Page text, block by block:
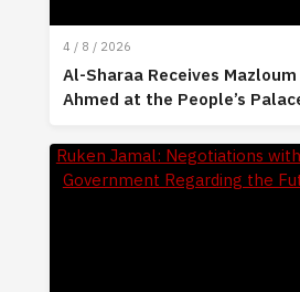
4 / 8 / 2026
Al-Sharaa Receives
Ahmed at the People’s